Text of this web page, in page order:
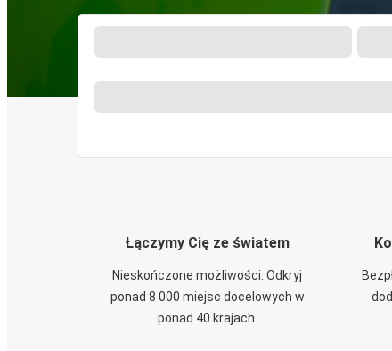
Łączymy Cię ze światem
Nieskończone możliwości. Odkryj
ponad 8 000 miejsc docelowych w
ponad 40 krajach.